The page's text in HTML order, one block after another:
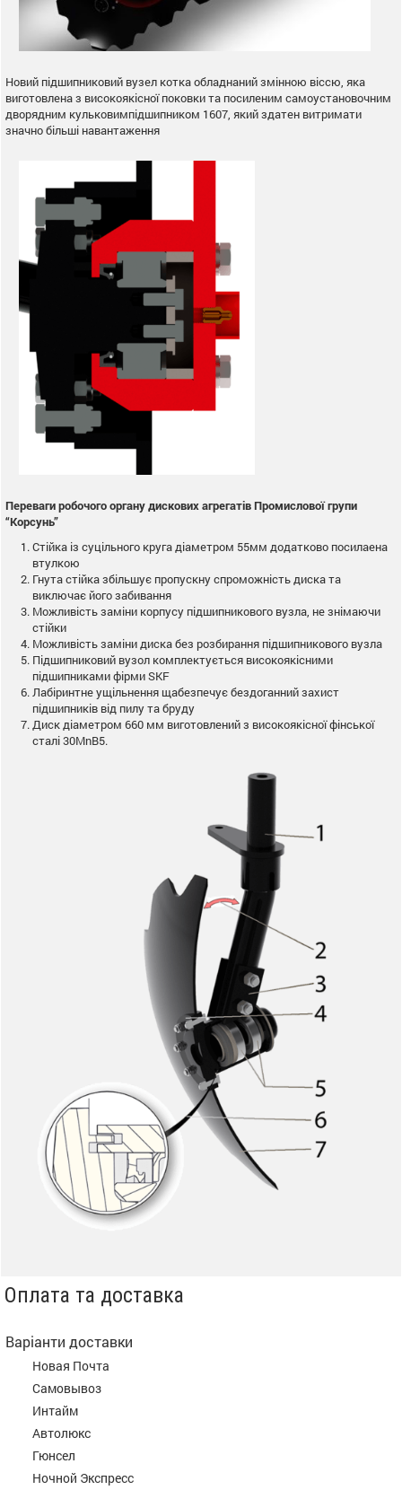
Новий підшипниковий вузел котка обладнаний змінною віссю, яка
виготовлена з високоякісної поковки та посиленим самоустановочним
дворядним кульковимпідшипником 1607, який здатен витримати
значно більші навантаження
Переваги робочого органу дискових агрегатів Промислової групи
“Корсунь”
Стійка із суцільного круга діаметром 55мм додатково посилаена
втулкою
Гнута стійка збільшує пропускну спроможність диска та
виключає його забивання
Можливість заміни корпусу підшипникового вузла, не знімаючи
стійки
Можливість заміни диска без розбирання підшипникового вузла
Підшипниковий вузол комплектується високоякісними
підшипниками фірми SKF
Лабіринтне ущільнення щабезпечує бездоганний захист
підшипників від пилу та бруду
Диск діаметром 660 мм виготовлений з високоякісної фінської
сталі 30MnB5.
Оплата та доставка
Варіанти доставки
Новая Почта
Самовывоз
Интайм
Автолюкс
Гюнсел
Ночной Экспресс